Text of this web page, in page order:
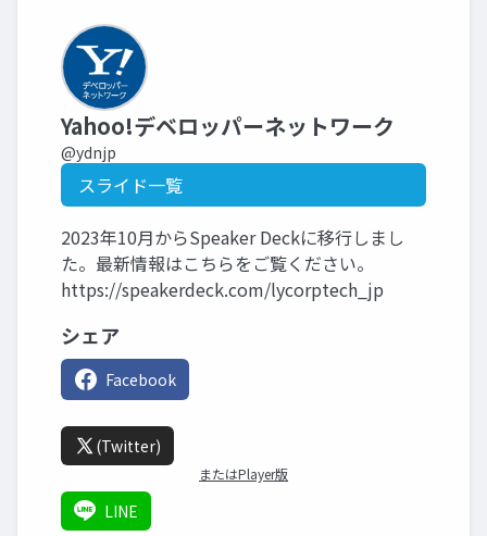
Yahoo!デベロッパーネットワーク
@ydnjp
スライド一覧
2023年10月からSpeaker Deckに移行しまし
た。最新情報はこちらをご覧ください。
https://speakerdeck.com/lycorptech_jp
シェア
Facebook
(Twitter)
またはPlayer版
LINE